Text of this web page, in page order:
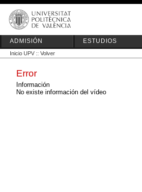
ADMISIÓN ESTUDIOS
Inicio UPV :: Volver
Error
Información
No existe información del vídeo